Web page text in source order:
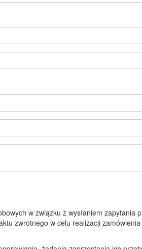
w związku z wysłaniem zapytania
zwrotnego w celu realizacji zamówienia